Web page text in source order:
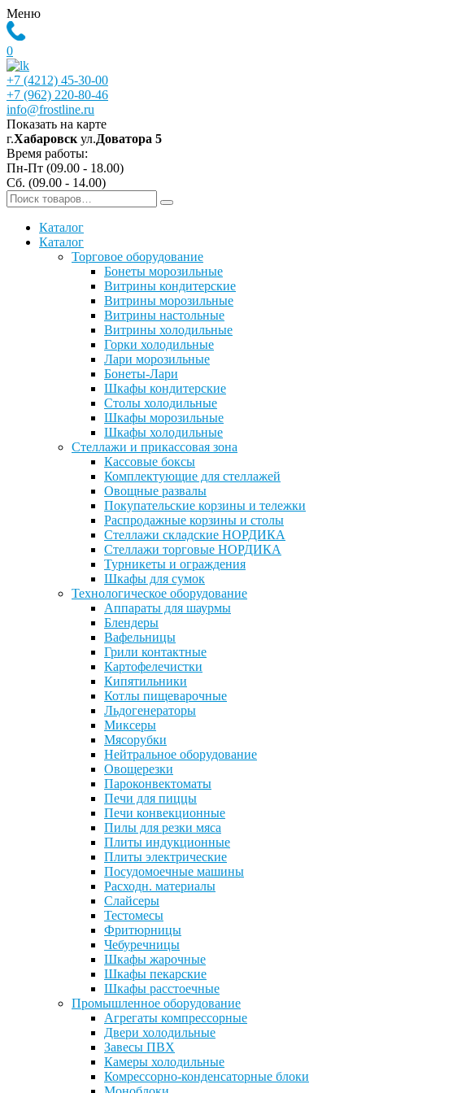
Меню
0
+7 (4212) 45-30-00
+7 (962) 220-80-46
info@frostline.ru
Показать на карте
г.Хабаровск ул.Доватора 5
Время работы:
Пн-Пт (09.00 - 18.00)
Сб. (09.00 - 14.00)
Каталог
Каталог
Торговое оборудование
Бонеты морозильные
Витрины кондитерские
Витрины морозильные
Витрины настольные
Витрины холодильные
Горки холодильные
Лари морозильные
Бонеты-Лари
Шкафы кондитерские
Столы холодильные
Шкафы морозильные
Шкафы холодильные
Стеллажи и прикассовая зона
Кассовые боксы
Комплектующие для стеллажей
Овощные развалы
Покупательские корзины и тележки
Распродажные корзины и столы
Стеллажи складские НОРДИКА
Стеллажи торговые НОРДИКА
Турникеты и ограждения
Шкафы для сумок
Технологическое оборудование
Аппараты для шаурмы
Блендеры
Вафельницы
Грили контактные
Картофелечистки
Кипятильники
Котлы пищеварочные
Льдогенераторы
Миксеры
Мясорубки
Нейтральное оборудование
Овощерезки
Пароконвектоматы
Печи для пиццы
Печи конвекционные
Пилы для резки мяса
Плиты индукционные
Плиты электрические
Посудомоечные машины
Расходн. материалы
Слайсеры
Тестомесы
Фритюрницы
Чебуречницы
Шкафы жарочные
Шкафы пекарские
Шкафы расстоечные
Промышленное оборудование
Агрегаты компрессорные
Двери холодильные
Завесы ПВХ
Камеры холодильные
Комрессорно-конденсаторные блоки